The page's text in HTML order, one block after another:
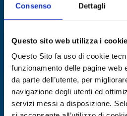
Consenso Dettagli
Questo sito web utilizza i cookie
Questo Sito fa uso di cookie
funzionamento delle pagine web
da parte dell’utente, per
navigazione degli utenti ed
servizi messi a disposizione.
Scade il22